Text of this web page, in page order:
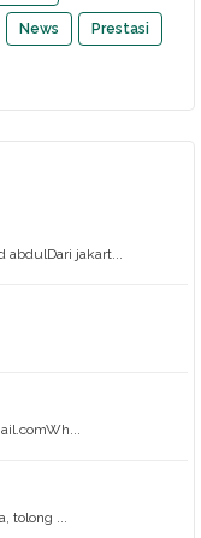
News Prestasi
abdulDari jakart...
tolong ...